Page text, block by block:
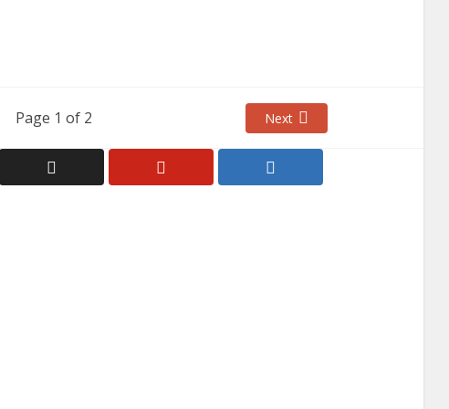
Page 1 of 2 Next